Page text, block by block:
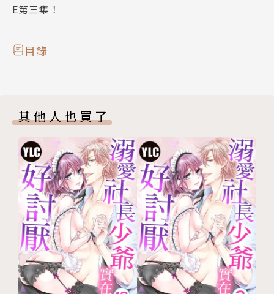
E第三集！
目錄
其他人也買了